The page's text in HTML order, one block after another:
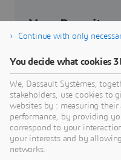
Your
Know more
Continue with only
You decide what cookies
We, Dassault Systèmes,
stakeholders, use cookies to
websites by : measuring
performance, by providing
correspond to your
your interests and by
networks.